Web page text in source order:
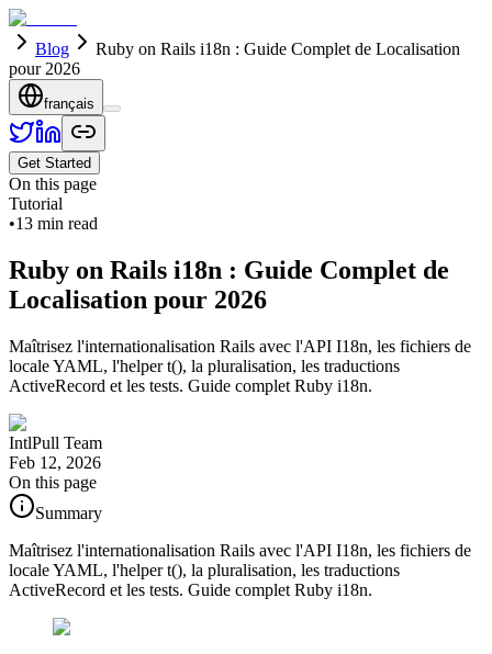
Blog
Ruby on Rails i18n : Guide Complet de Localisation
pour 2026
français
Get Started
On this page
Tutorial
•13 min read
Ruby on Rails i18n : Guide Complet de
Localisation pour 2026
Maîtrisez l'internationalisation Rails avec l'API I18n, les fichiers de
locale YAML, l'helper t(), la pluralisation, les traductions
ActiveRecord et les tests. Guide complet Ruby i18n.
IntlPull Team
Feb 12, 2026
On this page
Summary
Maîtrisez l'internationalisation Rails avec l'API I18n, les fichiers de
locale YAML, l'helper t(), la pluralisation, les traductions
ActiveRecord et les tests. Guide complet Ruby i18n.